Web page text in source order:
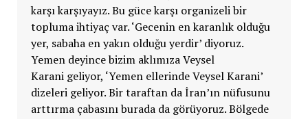
karşı karşıyayız. Bu güce karşı organizeli bir
topluma ihtiyaç var. ‘Gecenin en karanlık olduğu
yer, sabaha en yakın olduğu yerdir’ diyoruz.
Yemen deyince bizim aklımıza Veysel
Karani geliyor, ‘Yemen ellerinde Veysel Karani’
dizeleri geliyor. Bir taraftan da İran’ın nüfusunu
arttırma çabasını burada da görüyoruz. Bölgede